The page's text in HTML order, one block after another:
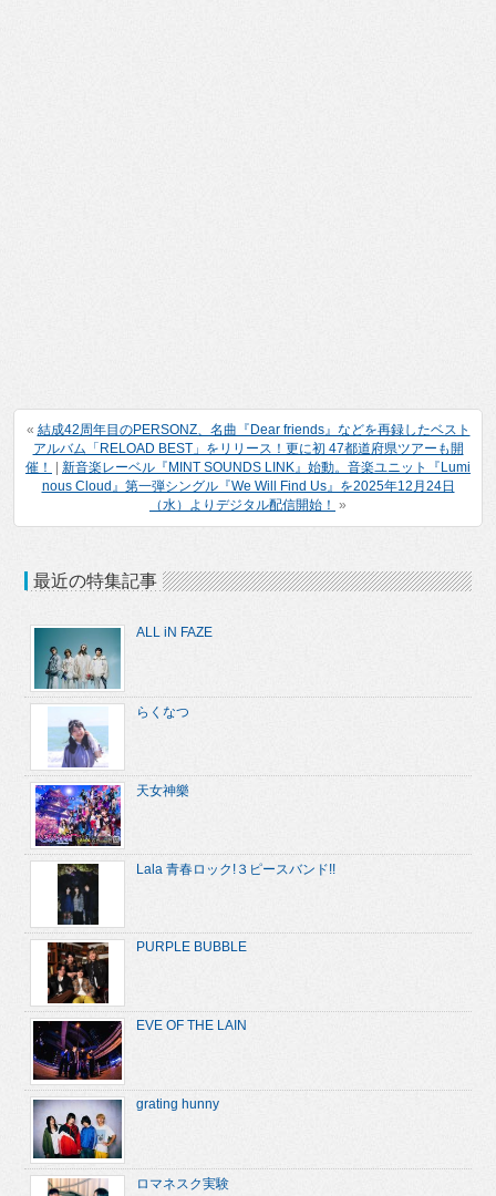
« 結成42周年目のPERSONZ、名曲『Dear friends』などを再録したベスト
アルバム「RELOAD BEST」をリリース！更に初 47都道府県ツアーも開
催！
新音楽レーベル『MINT SOUNDS LINK』始動。音楽ユニット『Lumi
nous Cloud』第一弾シングル『We Will Find Us』を2025年12月24日
（水）よりデジタル配信開始！ »
最近の特集記事
ALL iN FAZE
らくなつ
天女神樂
Lala 青春ロック!３ピースバンド!!
PURPLE BUBBLE
EVE OF THE LAIN
grating hunny
ロマネスク実験